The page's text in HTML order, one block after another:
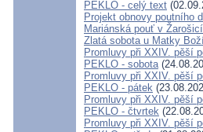
PEKLO - celý text
Projekt obnovy poutního
Mariánská pouť v
Zlatá sobota u Matky
Promluvy při XXIV. pěší
PEKLO - sobota
Promluvy při XXIV. pěší
PEKLO - pátek
Promluvy při XXIV. pěší
PEKLO - čtvrtek
Promluvy při XXIV. pěší